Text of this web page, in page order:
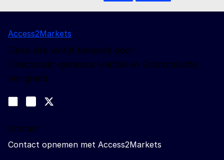
Access2Markets
Deze site wordt beheerd door:
Directoraat-generaal Handel en Economische
Veiligheid
Join us on LinkedIn
Trade-Off podcast
Contact
Contact opnemen met Access2Markets